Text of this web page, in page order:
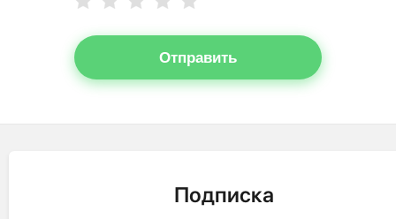
Отправить
Подписка